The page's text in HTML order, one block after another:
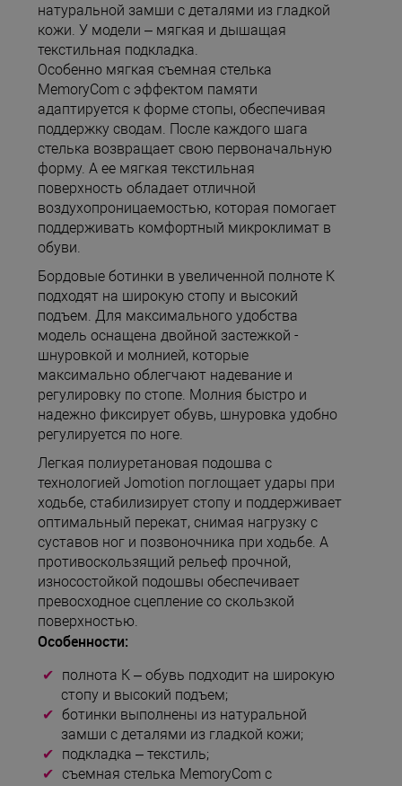
натуральной замши с деталями из гладкой
кожи. У модели – мягкая и дышащая
текстильная подкладка.
Особенно мягкая съемная стелька
MemoryCom с эффектом памяти
адаптируется к форме стопы, обеспечивая
поддержку сводам. После каждого шага
стелька возвращает свою первоначальную
форму. А ее мягкая текстильная
поверхность обладает отличной
воздухопроницаемостью, которая помогает
поддерживать комфортный микроклимат в
обуви.
Бордовые ботинки в увеличенной полноте К
подходят на широкую стопу и высокий
подъем. Для максимального удобства
модель оснащена двойной застежкой -
шнуровкой и молнией, которые
максимально облегчают надевание и
регулировку по стопе. Молния быстро и
надежно фиксирует обувь, шнуровка удобно
регулируется по ноге.
Легкая полиуретановая подошва c
технологией Jomotion поглощает удары при
ходьбе, стабилизирует стопу и поддерживает
оптимальный перекат, снимая нагрузку с
суставов ног и позвоночника при ходьбе. А
противоскользящий рельеф прочной,
износостойкой подошвы обеспечивает
превосходное сцепление со скользкой
поверхностью.
Особенности:
полнота К – обувь подходит на широкую
стопу и высокий подъем;
ботинки выполнены из натуральной
замши с деталями из гладкой кожи;
подкладка – текстиль;
съемная стелька MemoryCom с